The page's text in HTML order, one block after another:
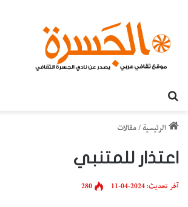
الرئيسية /مقالات
اعتذار للمتنبي
آخر تحديث: 2024-04-11 280